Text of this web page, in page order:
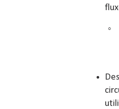
◦